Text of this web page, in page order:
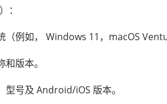
复
如PayPal或信用卡公司）正在处理。
延迟。
：
（例如， Windows 11，macOS
和版本。
型号及 Android/iOS 版本。